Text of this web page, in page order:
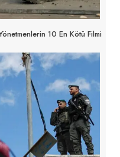
10 En Kötü Filmi